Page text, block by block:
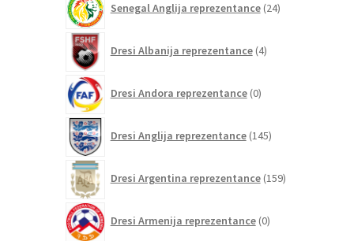
Senegal Anglija reprezentance 24izdelkov
Dresi Albanija reprezentance 4izdelki
Dresi Andora reprezentance 0izdelkov
Dresi Anglija reprezentance 145izdelkov
Dresi Argentina reprezentance 159izdelkov
Dresi Armenija reprezentance 0izdelkov